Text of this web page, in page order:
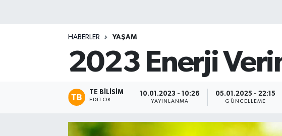
HABERLER YAŞAM
2023 Enerji
TE BILISIM
EDITÖR
10.01.2023 - 10:26
YAYINLANMA
05.01.2025 - 22:15
GÜNCELLEME